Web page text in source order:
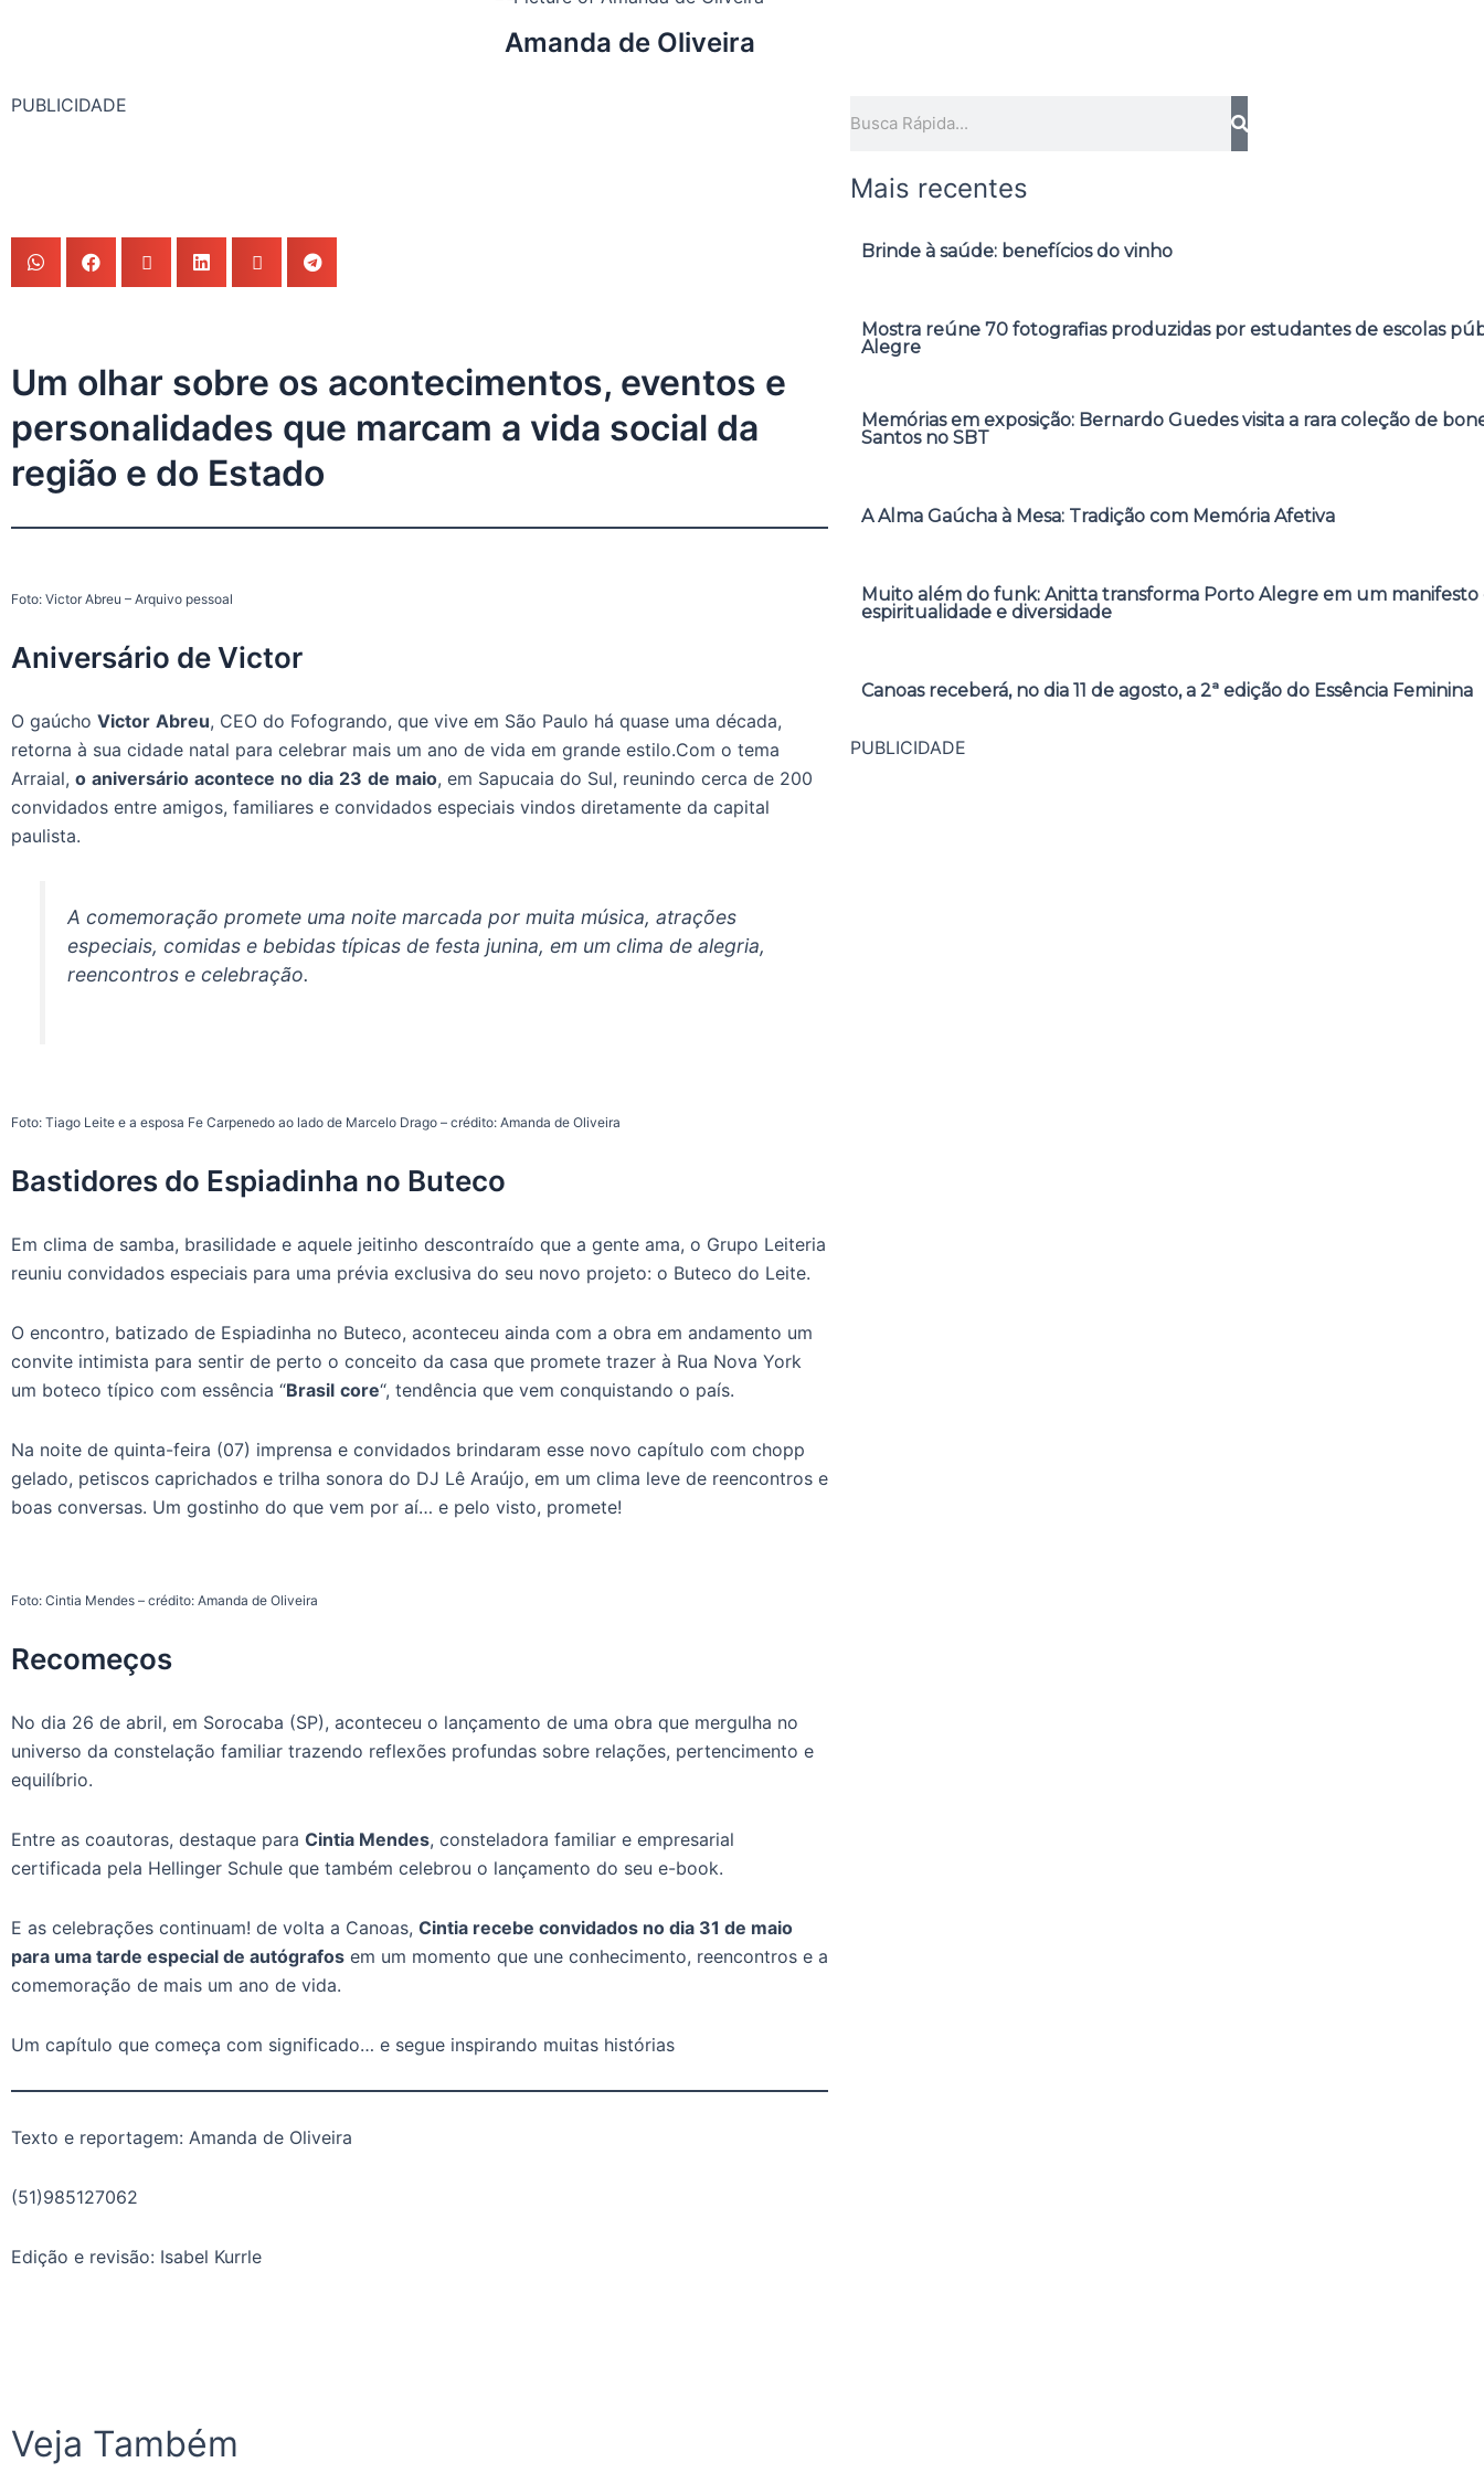
Amanda de Oliveira
PUBLICIDADE
Um olhar sobre os acontecimentos, eventos e
personalidades que marcam a vida social da
região e do Estado
Foto: Victor Abreu – Arquivo pessoal
Aniversário de Victor
O gaúcho Victor Abreu, CEO do Fofogrando, que vive em São Paulo há quase uma década,
retorna à sua cidade natal para celebrar mais um ano de vida em grande estilo.Com o tema
Arraial, o aniversário acontece no dia 23 de maio, em Sapucaia do Sul, reunindo cerca de 200
convidados entre amigos, familiares e convidados especiais vindos diretamente da capital
paulista.
A comemoração promete uma noite marcada por muita música, atrações
especiais, comidas e bebidas típicas de festa junina, em um clima de alegria,
reencontros e celebração.
Foto: Tiago Leite e a esposa Fe Carpenedo ao lado de Marcelo Drago – crédito: Amanda de Oliveira
Bastidores do Espiadinha no Buteco
Em clima de samba, brasilidade e aquele jeitinho descontraído que a gente ama, o Grupo Leiteria
reuniu convidados especiais para uma prévia exclusiva do seu novo projeto: o Buteco do Leite.
O encontro, batizado de Espiadinha no Buteco, aconteceu ainda com a obra em andamento um
convite intimista para sentir de perto o conceito da casa que promete trazer à Rua Nova York
um boteco típico com essência “Brasil core“, tendência que vem conquistando o país.
Na noite de quinta-feira (07) imprensa e convidados brindaram esse novo capítulo com chopp
gelado, petiscos caprichados e trilha sonora do DJ Lê Araújo, em um clima leve de reencontros e
boas conversas. Um gostinho do que vem por aí… e pelo visto, promete!
Foto: Cintia Mendes – crédito: Amanda de Oliveira
Recomeços
No dia 26 de abril, em Sorocaba (SP), aconteceu o lançamento de uma obra que mergulha no
universo da constelação familiar trazendo reflexões profundas sobre relações, pertencimento e
equilíbrio.
Entre as coautoras, destaque para Cintia Mendes, consteladora familiar e empresarial
certificada pela Hellinger Schule que também celebrou o lançamento do seu e-book.
E as celebrações continuam! de volta a Canoas, Cintia recebe convidados no dia 31 de maio
para uma tarde especial de autógrafos em um momento que une conhecimento, reencontros e a
comemoração de mais um ano de vida.
Um capítulo que começa com significado… e segue inspirando muitas histórias
Texto e reportagem: Amanda de Oliveira
(51)985127062
Edição e revisão: Isabel Kurrle
Mais recentes
Brinde à saúde: benefícios do vinho
Mostra reúne 70 fotografias produzidas por estudantes de escolas
Alegre
Memórias em exposição: Bernardo Guedes visita a rara coleção de
Santos no SBT
A Alma Gaúcha à Mesa: Tradição com Memória Afetiva
Muito além do funk: Anitta transforma Porto Alegre em um manifesto
espiritualidade e diversidade
Canoas receberá, no dia 11 de agosto, a 2ª edição do Essência Feminina
PUBLICIDADE
Veja Também